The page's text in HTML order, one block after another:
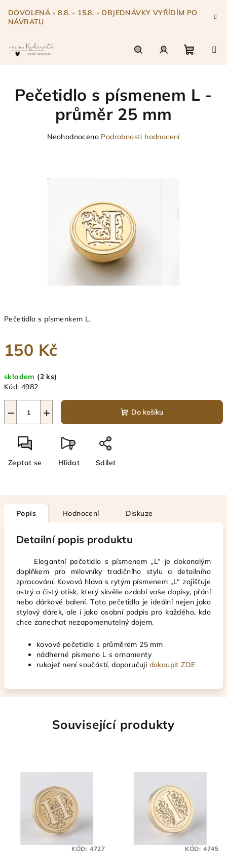
obsah
DOVOLENÁ - 8.8. - 15.8. - OBJEDNÁVKY VYŘÍDÍM PO
NÁVRATU
košík
Pečetidlo s písmenkem L.
150 Kč
cena:
skladem (2 ks)
Kód: 4982
+
− Do košíku
Zeptat se Hlídat Sdílet
Pečetidlo s písmenem L -
průměr 25 mm
Průměrné
0,0
hvězdiček.
Neohodnoceno Podrobnosti hodnocení
Popis Hodnocení Diskuze
Detailní popis produktu
Elegantní pečetidlo s písmenem „L“ je dokonalým
doplňkem pro milovníky tradičního stylu a detailního
zpracování. Kovová hlava s rytým písmenem „L“ zajišťuje
ostrý a čistý otisk, který skvěle ozdobí vaše dopisy, přání
nebo dárkové balení. Toto pečetidlo je ideální nejen jako
stylový dárek, ale i jako osobní podpis pro každého, kdo
chce zanechat nezapomenutelný dojem.
kovové pečetidlo s průměrem 25 mm
nádherné písmeno L s ornamenty
rukojeť není součástí, doporučuji dokoupit ZDE
Související produkty
KÓD: 4727 KÓD: 4745